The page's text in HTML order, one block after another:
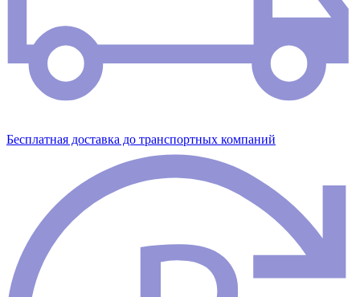
Бесплатная доставка до транспортных компаний